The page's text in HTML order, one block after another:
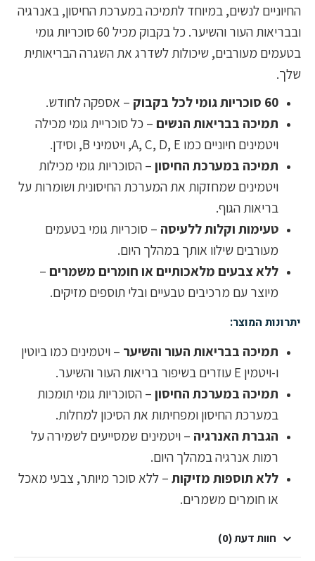
החיוניים לנשים, במיוחד לתמיכה במערכת החיסון, באנרגיה
ובבריאות העור והשיער. כל בקבוק מכיל 60 סוכריות גומי
בטעמים מעורבים, שיכולות לשדרג את השגרה הבריאותית
שלך.
60 סוכריות גומי לכל בקבוק
– אספקה לחודש.
תמיכה בבריאות הנשים – כל סוכריית גומי מכילה
ויטמינים חיוניים כמו A, C, D, E, ויטמיני B, וסידן.
תמיכה במערכת החיסון– הסוכריות גומי מכילות
ויטמינים שמחזקות את המערכת החיסונית ושומרות על
בריאות הגוף.
טעימות וקלות ללעיסה – סוכריות גומי בטעמים
מעורבים שילוו אותך במהלך היום.
ללא צבעים מלאכותיים או חומרים משמרים –
מיוצר עם מרכיבים טבעיים ובלי תוספים מזיקים.
יתרונות המוצר:
תמיכה בבריאות העור והשיער – ויטמינים כמו ביוטין
ו-ויטמין E עוזרים בשיפור בריאות העור והשיער.
תמיכה במערכת החיסון– הסוכריות גומי תומכות
במערכת החיסון ומפחיתות את הסיכון למחלות.
הגברת האנרגיה – ויטמינים שמסייעים לשמירה על
רמות אנרגיה במהלך היום.
ללא תוספות מזיקות– ללא סוכר מיותר, צבעי מאכל
או חומרים משמרים.
חוות דעת (0)